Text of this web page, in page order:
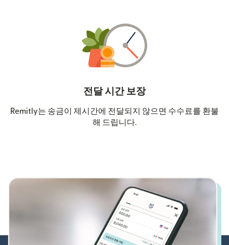
전달 시간 보장
Remitly는 송금이 제시간에 전달되지 않으면 수수료를 환불
해 드립니다.